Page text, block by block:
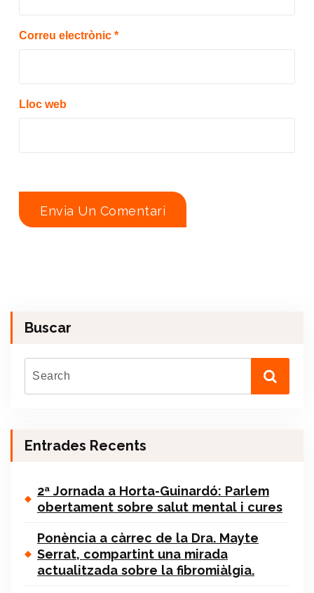
Correu electrònic *
Lloc web
Buscar
Entrades Recents
2ª Jornada a Horta-Guinardó: Parlem
obertament sobre salut mental i cures
Ponència a càrrec de la Dra. Mayte
Serrat, compartint una mirada
actualitzada sobre la fibromiàlgia.